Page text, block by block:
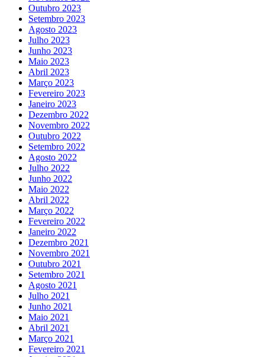
Outubro 2023
Setembro 2023
Agosto 2023
Julho 2023
Junho 2023
Maio 2023
Abril 2023
Março 2023
Fevereiro 2023
Janeiro 2023
Dezembro 2022
Novembro 2022
Outubro 2022
Setembro 2022
Agosto 2022
Julho 2022
Junho 2022
Maio 2022
Abril 2022
Março 2022
Fevereiro 2022
Janeiro 2022
Dezembro 2021
Novembro 2021
Outubro 2021
Setembro 2021
Agosto 2021
Julho 2021
Junho 2021
Maio 2021
Abril 2021
Março 2021
Fevereiro 2021